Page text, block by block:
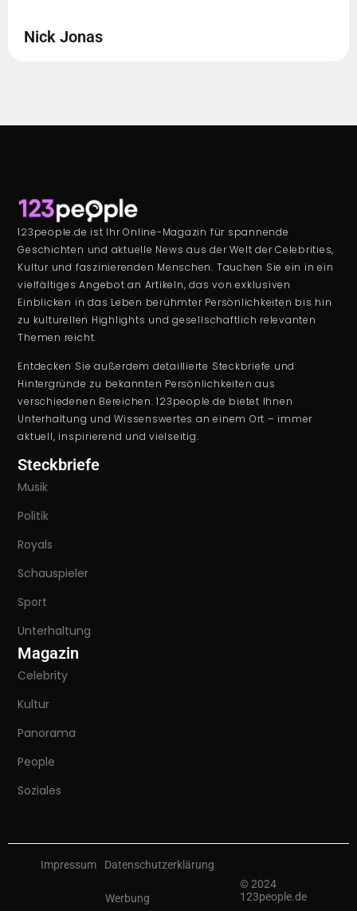
Nick Jonas
123people.de ist Ihr Online-Magazin für spannende
Geschichten und aktuelle News aus der Welt der Celebrities,
Kultur und faszinierenden Menschen. Tauchen Sie ein in ein
vielfältiges Angebot an Artikeln, das von exklusiven
Einblicken in das Leben berühmter Persönlichkeiten bis hin
zu kulturellen Highlights und gesellschaftlich relevanten
Themen reicht.
Entdecken Sie außerdem detaillierte Steckbriefe und
Hintergründe zu bekannten Persönlichkeiten aus
verschiedenen Bereichen. 123people.de bietet Ihnen
Unterhaltung und Wissenswertes an einem Ort – immer
aktuell, inspirierend und vielseitig.
Steckbriefe
Musik
Politik
Royals
Schauspieler
Sport
Unterhaltung
Magazin
Celebrity
Kultur
Panorama
People
Soziales
© 2024
123people.de
Impressum Datenschutzerklärung
Werbung